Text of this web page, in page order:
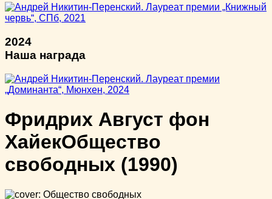
2024
Наша награда
Фридрих Август фон
ХайекОбщество
свободных (1990)